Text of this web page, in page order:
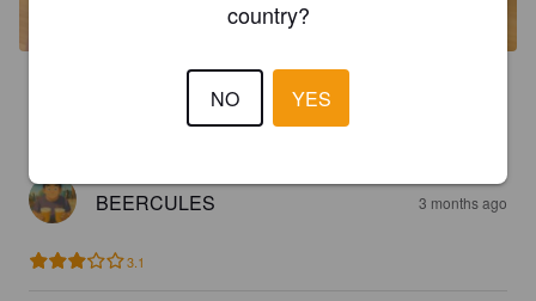
Sehr leckeres Blondes mit intensiver Note
BEERCULES 3 months ago
3.1
country?
NO YES